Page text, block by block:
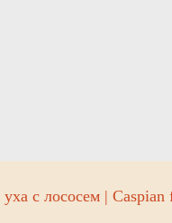
с лососем |